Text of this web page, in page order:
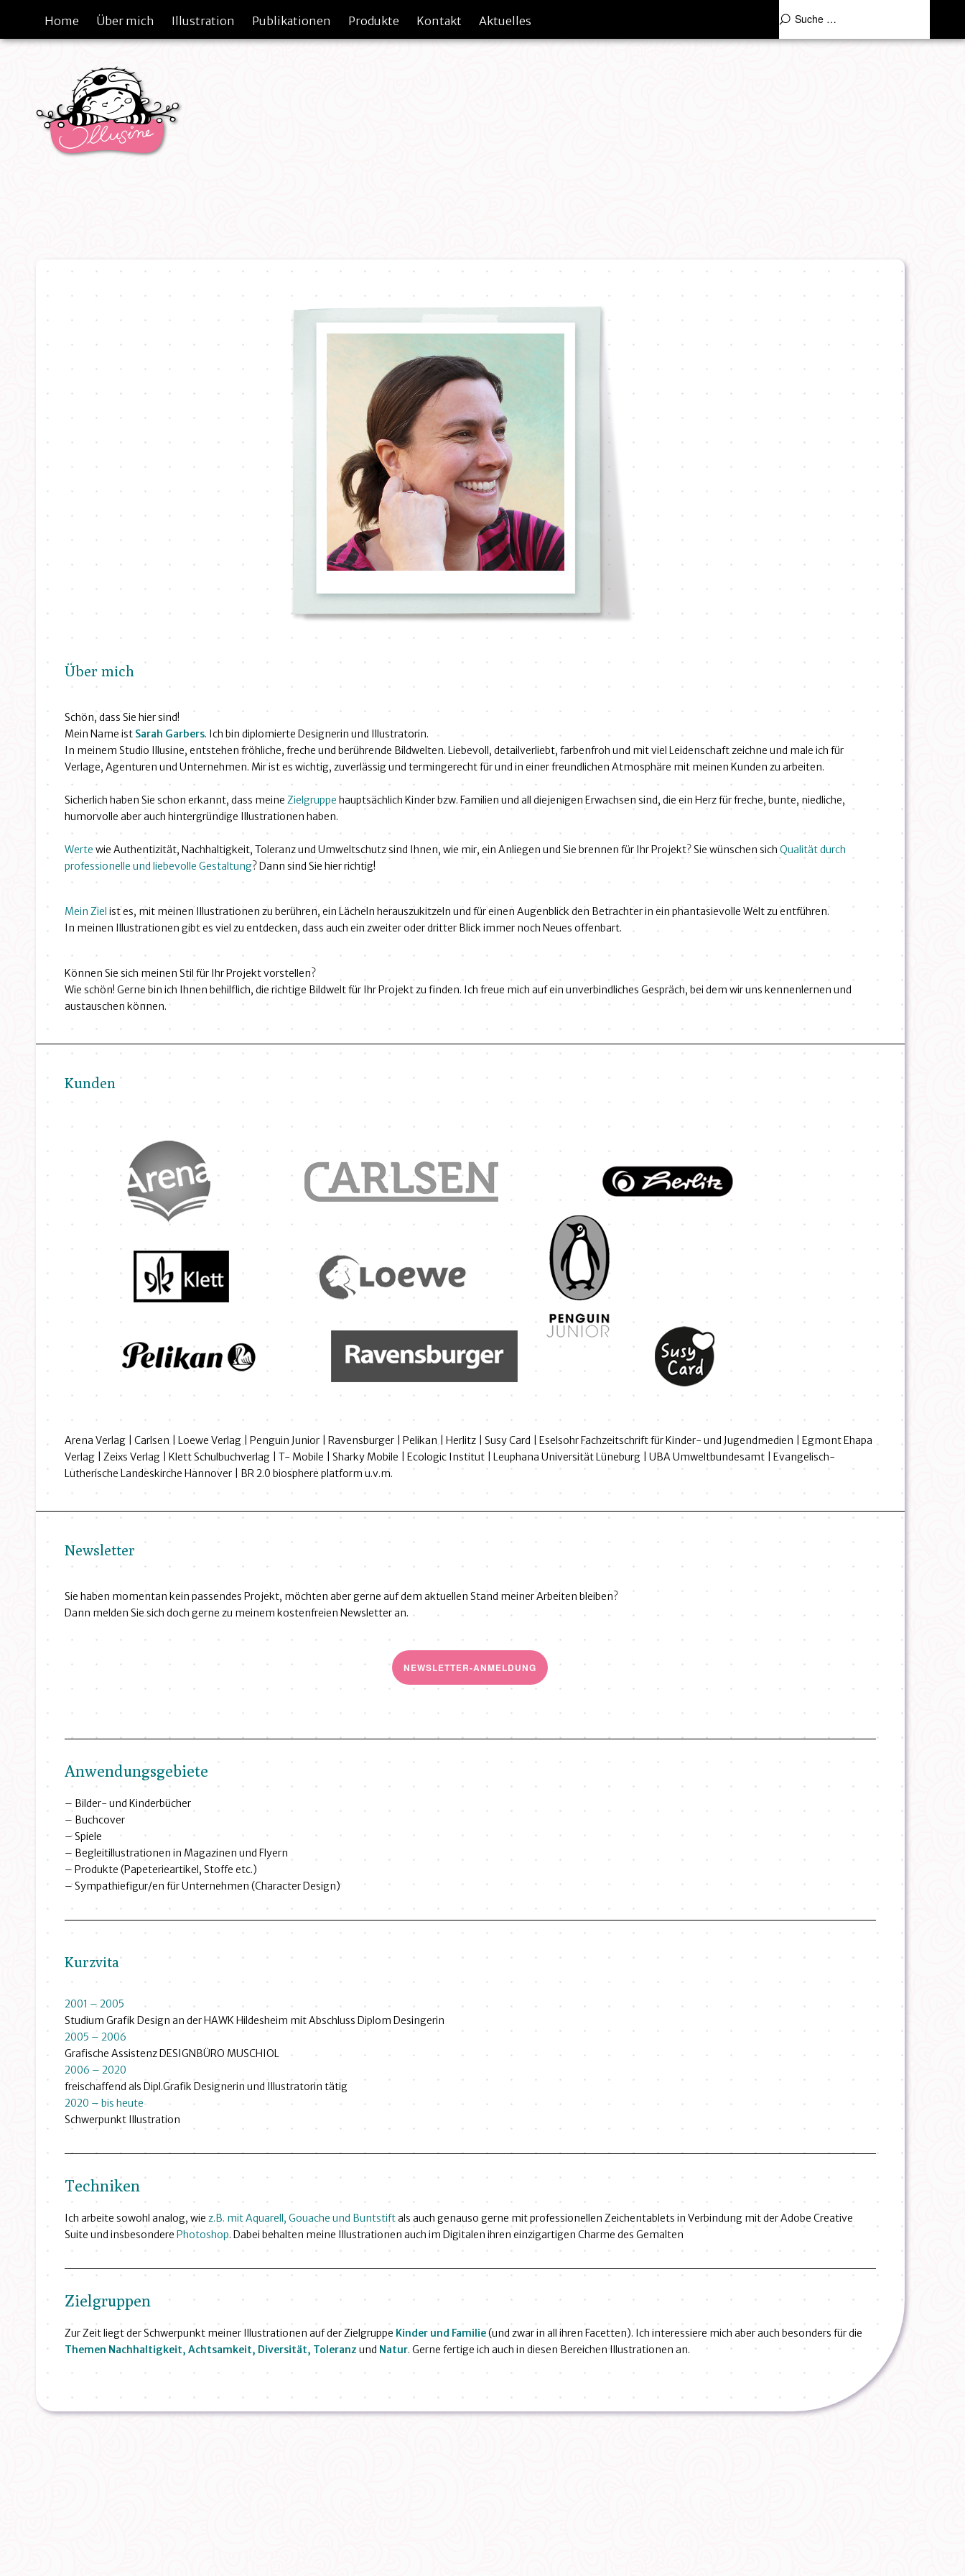
Home Über mich Illustration Publikationen Produkte Kontakt Aktuelles
Über mich
Schön, dass Sie hier sind!
Mein Name ist Sarah Garbers. Ich bin diplomierte Designerin und Illustratorin.
In meinem Studio Illusine, entstehen fröhliche, freche und berührende Bildwelten. Liebevoll, detailverliebt, farbenfroh und mit viel Leidenschaft zeichne und male ich für
Verlage, Agenturen und Unternehmen. Mir ist es wichtig, zuverlässig und termingerecht für und in einer freundlichen Atmosphäre mit meinen Kunden zu arbeiten.
Sicherlich haben Sie schon erkannt, dass meine Zielgruppe hauptsächlich Kinder bzw. Familien und all diejenigen Erwachsen sind, die ein Herz für freche, bunte, niedliche,
humorvolle aber auch hintergründige Illustrationen haben.
Werte wie Authentizität, Nachhaltigkeit, Toleranz und Umweltschutz sind Ihnen, wie mir, ein Anliegen und Sie brennen für Ihr Projekt? Sie wünschen sich Qualität durch
professionelle und liebevolle Gestaltung? Dann sind Sie hier richtig!
Mein Ziel ist es, mit meinen Illustrationen zu berühren, ein Lächeln herauszukitzeln und für einen Augenblick den Betrachter in ein phantasievolle Welt zu entführen.
In meinen Illustrationen gibt es viel zu entdecken, dass auch ein zweiter oder dritter Blick immer noch Neues offenbart.
Können Sie sich meinen Stil für Ihr Projekt vorstellen?
Wie schön! Gerne bin ich Ihnen behilflich, die richtige Bildwelt für Ihr Projekt zu finden. Ich freue mich auf ein unverbindliches Gespräch, bei dem wir uns kennenlernen und
austauschen können.
Kunden
Arena Verlag | Carlsen | Loewe Verlag | Penguin Junior | Ravensburger | Pelikan | Herlitz | Susy Card | Eselsohr Fachzeitschrift für Kinder- und Jugendmedien | Egmont Ehapa
Verlag | Zeixs Verlag | Klett Schulbuchverlag | T- Mobile | Sharky Mobile | Ecologic Institut | Leuphana Universität Lüneburg | UBA Umweltbundesamt | Evangelisch-
Lutherische Landeskirche Hannover | BR 2.0 biosphere platform u.v.m.
Newsletter
Sie haben momentan kein passendes Projekt, möchten aber gerne auf dem aktuellen Stand meiner Arbeiten bleiben?
Dann melden Sie sich doch gerne zu meinem kostenfreien Newsletter an.
NEWSLETTER-ANMELDUNG
Anwendungsgebiete
– Bilder- und Kinderbücher
– Buchcover
– Spiele
– Begleitillustrationen in Magazinen und Flyern
– Produkte (Papeterieartikel, Stoffe etc.)
– Sympathiefigur/en für Unternehmen (Character Design)
Kurzvita
2001 – 2005
Studium Grafik Design an der HAWK Hildesheim mit Abschluss Diplom Desingerin
2005 – 2006
Grafische Assistenz DESIGNBÜRO MUSCHIOL
2006 – 2020
freischaffend als Dipl.Grafik Designerin und Illustratorin tätig
2020 – bis heute
Schwerpunkt Illustration
Techniken
Ich arbeite sowohl analog, wie z.B. mit Aquarell, Gouache und Buntstiftals auch genauso gerne mit professionellen Zeichentablets in Verbindung mit der Adobe Creative
Suite und insbesondere Photoshop. Dabei behalten meine Illustrationen auch im Digitalen ihren einzigartigen Charme des Gemalten
Zielgruppen
Zur Zeit liegt der Schwerpunkt meiner Illustrationen auf der Zielgruppe Kinder und Familie(und zwar in all ihren Facetten). Ich interessiere mich aber auch besonders für die
Themen Nachhaltigkeit, Achtsamkeit, Diversität, Toleranz und Natur. Gerne fertige ich auch in diesen Bereichen Illustrationen an.